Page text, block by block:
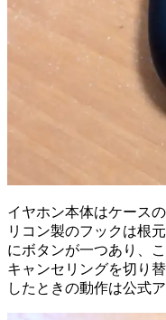
イヤホン本体はケース
リコン製のフックは根
にボタンが一つあり、
キャンセリングを切り
したときの動作は公式